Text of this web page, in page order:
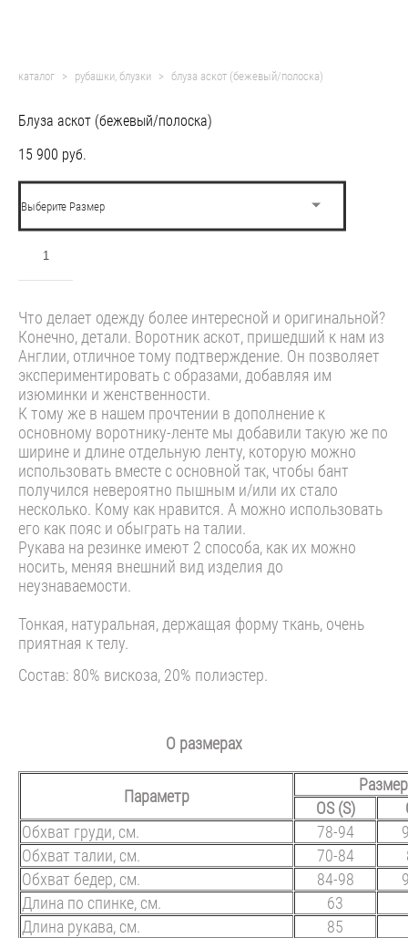
каталог > рубашки, блузки > блуза аскот (бежевый/полоска)
Блуза аскот (бежевый/полоска)
15 900 pуб.
Выберите Размер
Что делает одежду более интересной и оригинальной?
Конечно, детали. Воротник аскот, пришедший к нам из
Англии, отличное тому подтверждение. Он позволяет
экспериментировать с образами, добавляя им
изюминки и женственности.
К тому же в нашем прочтении в дополнение к
основному воротнику-ленте мы добавили такую же по
ширине и длине отдельную ленту, которую можно
использовать вместе с основной так, чтобы бант
получился невероятно пышным и/или их стало
несколько. Кому как нравится. А можно использовать
его как пояс и обыграть на талии.
Рукава на резинке имеют 2 способа, как их можно
носить, меняя внешний вид изделия до
неузнаваемости.
Тонкая, натуральная, держащая форму ткань, очень
приятная к телу.
Состав: 80% вискоза, 20% полиэстер.
О размерах
Параметр
Размер
OS (S)
Обхват груди, см.
78-94
Обхват талии, см.
70-84
Обхват бедер, см.
84-98
Длина по спинке, см.
63
Длина рукава, см.
85